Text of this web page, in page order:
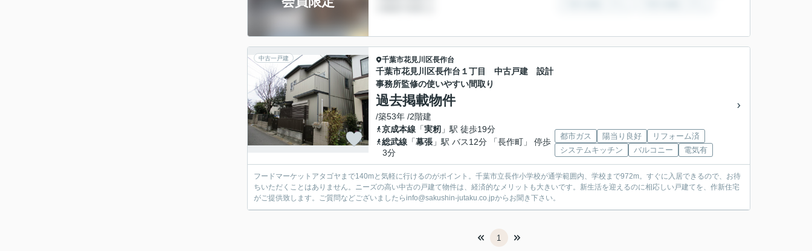
中古一戸建 千葉市花見川区長作台
千葉市花見川区長作台１丁目 中古戸建 設計
事務所監修の使いやすい間取り
過去掲載物件
/築53年 /2階建
京成本線 「実籾 」駅 徒歩19分
総武線 「幕張 」駅 バス12分 「長作町」 停歩
3分
都市ガス 陽当り良好
リフォーム済
システムキッチン
バルコニー 電気有
フードマーケットアタゴヤまで140mと気軽に行けるのがポイント。千葉市立長作小学校が通学範囲内、学校まで972m。すぐに入居できるので、お待
ちいただくことはありません。ニーズの高い中古の戸建て物件は、経済的なメリットも大きいです。新生活を迎えるのに相応しい戸建てを、作新住宅
がご提供致します。ご質問などございましたらinfo@sakushin-jutaku.co.jpからお聞き下さい。
1